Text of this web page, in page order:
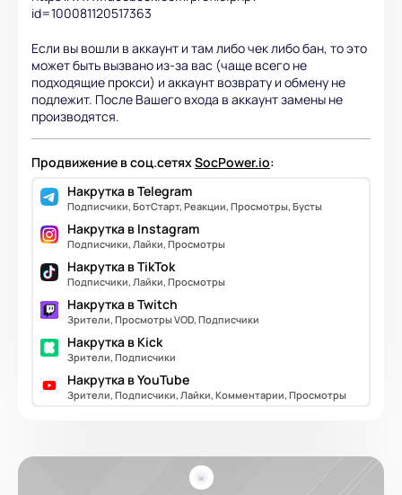
id=100081120517363
Если вы вошли в аккаунт и там либо чек либо бан, то это
может быть вызвано из-за вас (чаще всего не
подходящие прокси) и аккаунт возврату и обмену не
подлежит. После Вашего входа в аккаунт замены не
производятся.
Продвижение в соц.сетяхSocPower.io:
Накрутка в Telegram
Подписчики, БотСтарт, Реакции, Просмотры, Бусты
Накрутка в Instagram
Подписчики, Лайки, Просмотры
Накрутка в TikTok
Подписчики, Лайки, Просмотры
Накрутка в Twitch
Зрители, Просмотры VOD, Подписчики
Накрутка в Kick
Зрители, Подписчики
Накрутка в YouTube
Зрители, Подписчики, Лайки, Комментарии, Просмотры